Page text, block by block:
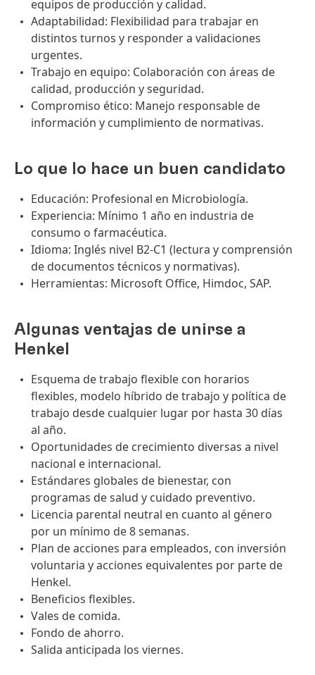
equipos de producción y calidad.
Adaptabilidad: Flexibilidad para trabajar en
distintos turnos y responder a validaciones
urgentes.
Trabajo en equipo: Colaboración con áreas de
calidad, producción y seguridad.
Compromiso ético: Manejo responsable de
información y cumplimiento de normativas.
Lo que lo hace un buen candidato
Educación: Profesional en Microbiología.
Experiencia: Mínimo 1 año en industria de
consumo o farmacéutica.
Idioma: Inglés nivel B2-C1 (lectura y comprensión
de documentos técnicos y normativas).
Herramientas: Microsoft Office, Himdoc, SAP.
Algunas ventajas de unirse a
Henkel
Esquema de trabajo flexible con horarios
flexibles, modelo híbrido de trabajo y política de
trabajo desde cualquier lugar por hasta 30 días
al año.
Oportunidades de crecimiento diversas a nivel
nacional e internacional.
Estándares globales de bienestar, con
programas de salud y cuidado preventivo.
Licencia parental neutral en cuanto al género
por un mínimo de 8 semanas.
Plan de acciones para empleados, con inversión
voluntaria y acciones equivalentes por parte de
Henkel.
Beneficios flexibles.
Vales de comida.
Fondo de ahorro.
Salida anticipada los viernes.